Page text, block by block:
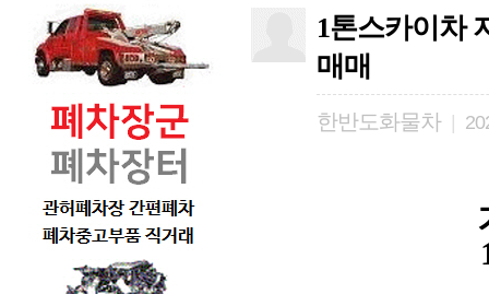
1톤스카이차
매매
한반도화물차 |